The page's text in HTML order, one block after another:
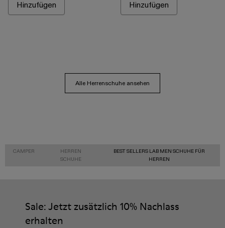
Hinzufügen Hinzufügen
Alle Herrenschuhe ansehen
CAMPER
HERREN
SCHUHE
BEST SELLERS LAB MEN SCHUHE FÜR
HERREN
Sale: Jetzt zusätzlich 10% Nachlass
erhalten